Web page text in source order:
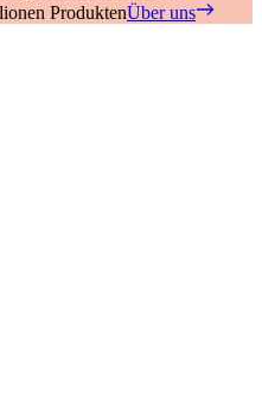
ProduktenÜber uns